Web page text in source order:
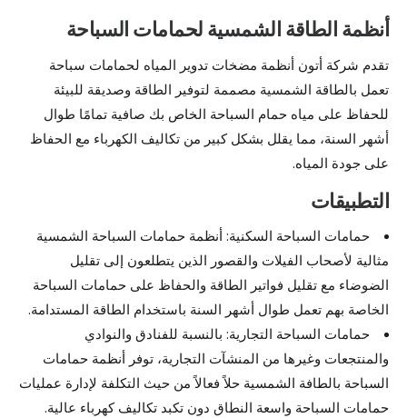
أنظمة الطاقة الشمسية لحمامات السباحة
تقدم شركة أتون أنظمة مضخات تدوير المياه لحمامات سباحة
تعمل بالطاقة الشمسية مصممة لتوفير الطاقة وصديقة للبيئة
للحفاظ على مياه حمام السباحة الخاص بك صافية تمامًا طوال
أشهر السنة، مما يقلل بشكل كبير من تكاليف الكهرباء مع الحفاظ
على جودة المياه.
التطبيقات
حمامات السباحة السكنية: أنظمة حمامات السباحة الشمسية
مثالية لأصحاب الفيلات والقصور الذين يتطلعون إلى تقليل
الضوضاء مع تقليل فواتير الطاقة والحفاظ على حمامات السباحة
الخاصة بهم تعمل طوال أشهر السنة باستخدام الطاقة المستدامة.
حمامات السباحة التجارية: بالنسبة للفنادق والنوادي
والمنتجعات وغيرها من المنشآت التجارية، توفر أنظمة حمامات
السباحة بالطافة الشمسية حلاً فعالاً من حيث التكلفة لإدارة عمليات
حمامات السباحة واسعة النطاق دون تكبد تكاليف كهرباء عالية.